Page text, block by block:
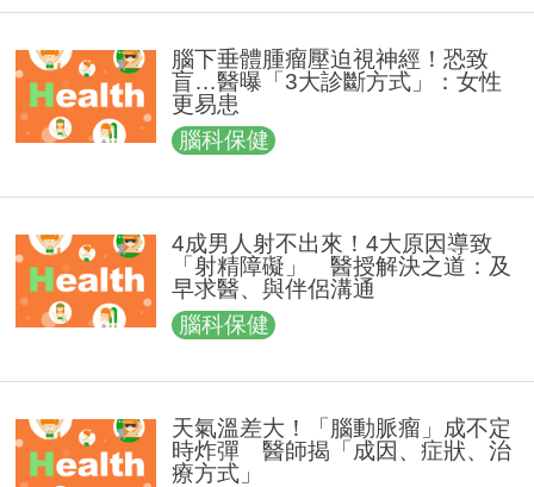
腦下垂體腫瘤壓迫視神經！恐致
盲…醫曝「3大診斷方式」：女性
更易患
腦科保健
4成男人射不出來！4大原因導致
「射精障礙」 醫授解決之道：及
早求醫、與伴侶溝通
腦科保健
天氣溫差大！「腦動脈瘤」成不定
時炸彈 醫師揭「成因、症狀、治
療方式」